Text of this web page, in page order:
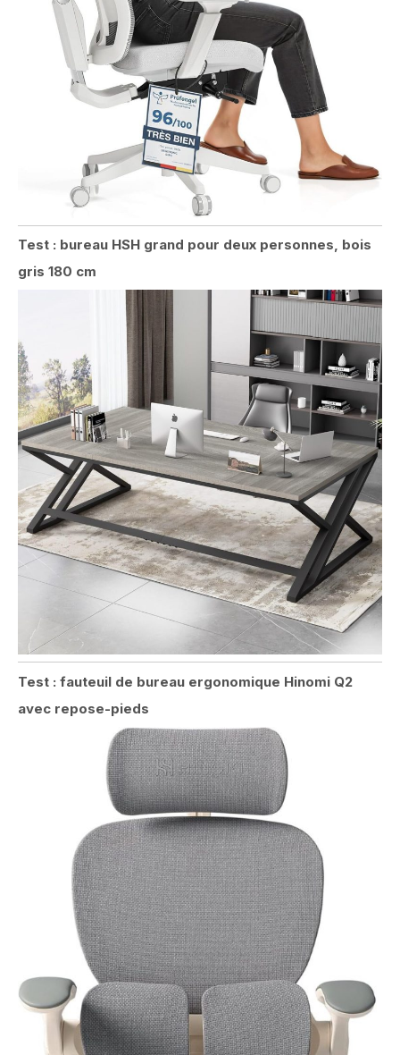
Test : bureau HSH grand pour deux personnes, bois
gris 180 cm
Test : fauteuil de bureau ergonomique Hinomi Q2
avec repose-pieds